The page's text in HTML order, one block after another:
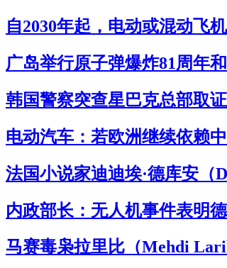
自2030年起，电动或混动飞
广岛举行原子弹爆炸81周年
韩国警察突查星巴克总部取
电动汽车：若欧洲继续依赖
法国小说家迪迪埃·德库安（
内政部长：无人机事件表明
马赛毒枭拉里比（Mehdi